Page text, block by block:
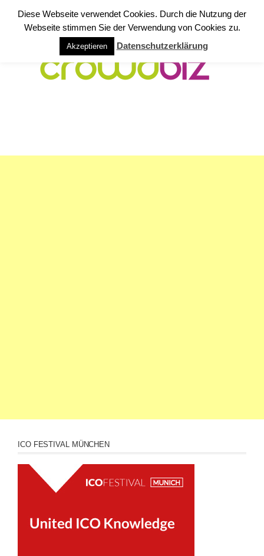
ICO FESTIVAL MÜNCHEN
Diese Webseite verwendet Cookies. Durch die Nutzung der
Webseite stimmen Sie der Verwendung von Cookies zu.
Akzeptieren Datenschutzerklärung